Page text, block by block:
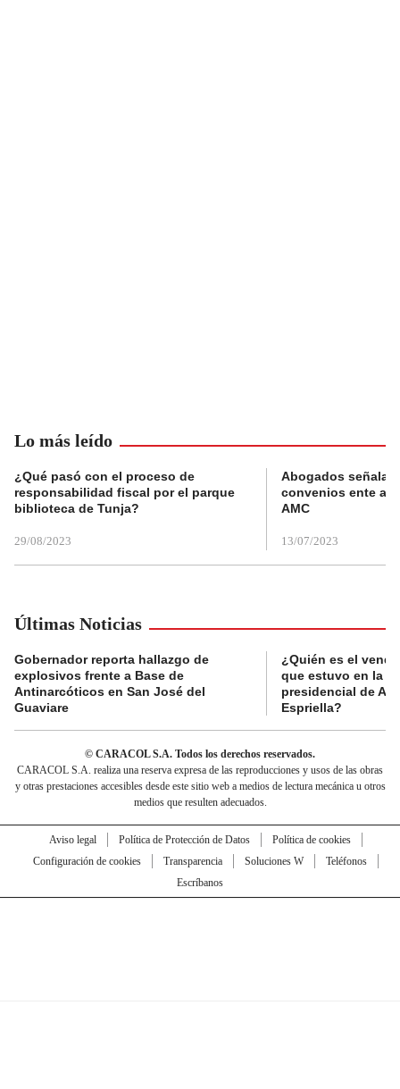
Lo más leído
¿Qué pasó con el proceso de
responsabilidad fiscal por el parque
biblioteca de Tunja?
29/08/2023
Abogados
convenios ente
AMC
13/07/2023
Últimas Noticias
Gobernador reporta hallazgo de
explosivos frente a Base de
Antinarcóticos en San José del
Guaviare
¿Quién es el
que estuvo en la
presidencial de
Espriella?
© CARACOL S.A. Todos los derechos reservados.
CARACOL S.A. realiza una reserva expresa de las reproducciones y usos de las obras
y otras prestaciones accesibles desde este sitio web a medios de lectura mecánica u otros
medios que resulten adecuados.
Aviso legal Política de Protección de Datos
Política de cookies
Configuración de cookies
Transparencia Soluciones W
Teléfonos
Escríbanos